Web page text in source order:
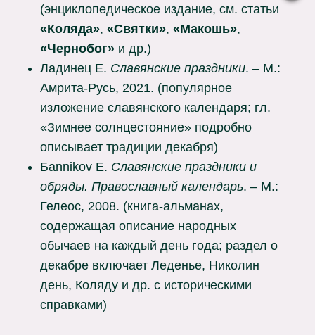
(энциклопедическое издание, см. статьи
«Коляда», «Святки», «Макошь»,
«Чернобог» и др.)
Ладинец Е. Славянские праздники. – М.:
Амрита-Русь, 2021. (популярное
изложение славянского календаря; гл.
«Зимнее солнцестояние» подробно
описывает традиции декабря)
Бannikov E. Славянские праздники и
обряды. Православный календарь. – М.:
Гелеос, 2008. (книга-альманах,
содержащая описание народных
обычаев на каждый день года; раздел о
декабре включает Леденье, Николин
день, Коляду и др. с историческими
справками)